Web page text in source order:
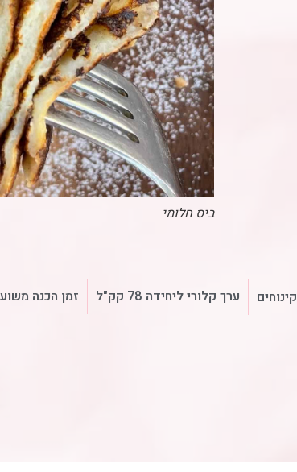
ביס חלומי
קינוחים ערך קלורי ליחידה 78 קק"ל זמן הכנה משוער 20